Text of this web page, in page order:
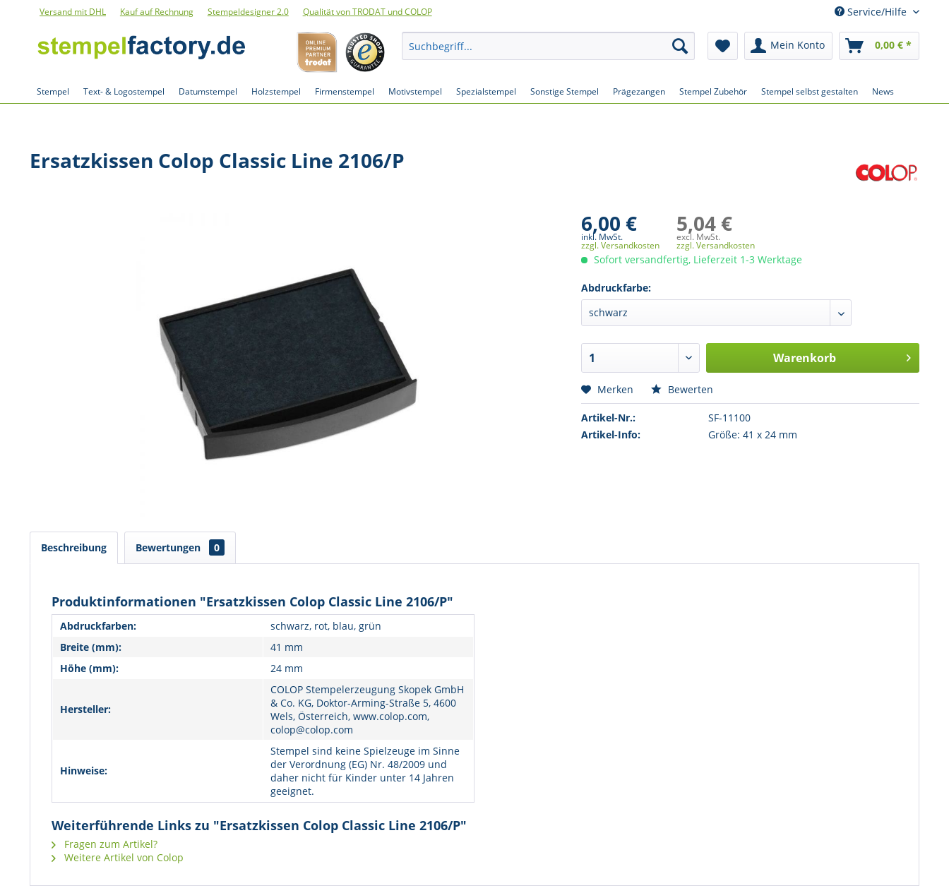
Versand mit DHL Kauf auf Rechnung Stempeldesigner 2.0 Qualität von TRODAT und COLOP Service/Hilfe
Mein Konto 0,00 € *
Stempel Text- & Logostempel Datumstempel Holzstempel Firmenstempel Motivstempel Spezialstempel Sonstige Stempel Prägezangen Stempel Zubehör Stempel selbst gestalten News
Ersatzkissen Colop Classic Line 2106/P
6,00 €
inkl. MwSt.
zzgl. Versandkosten
5,04 €
excl. MwSt.
zzgl. Versandkosten
Sofort versandfertig, Lieferzeit 1-3 Werktage
Abdruckfarbe:
Warenkorb
Merken Bewerten
Artikel-Nr.:
SF-11100
Artikel-Info:
Größe: 41 x 24 mm
Beschreibung Bewertungen 0
Produktinformationen "Ersatzkissen Colop Classic Line 2106/P"
Abdruckfarben:
schwarz, rot, blau, grün
Breite (mm):
41 mm
Höhe (mm):
24 mm
Hersteller:
COLOP Stempelerzeugung Skopek GmbH
& Co. KG, Doktor-Arming-Straße 5, 4600
Wels, Österreich, www.colop.com,
colop@colop.com
Hinweise:
Stempel sind keine Spielzeuge im Sinne
der Verordnung (EG) Nr. 48/2009 und
daher nicht für Kinder unter 14 Jahren
geeignet.
Weiterführende Links zu "Ersatzkissen Colop Classic Line 2106/P"
Fragen zum Artikel?
Weitere Artikel von Colop